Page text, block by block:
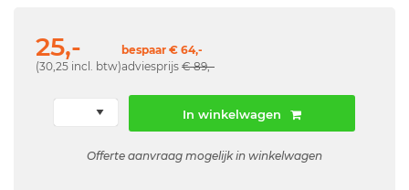
25,-
(30,25 incl. btw)
bespaar € 64,-
adviesprijs € 89,-
In winkelwagen
Offerte aanvraag mogelijk in winkelwagen